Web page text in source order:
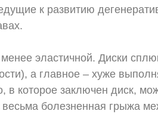
к развитию
эластичной. Диски
а главное – хуже
которое заключен диск,
болезненная грыжа